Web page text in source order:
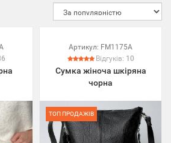
Артикул: FM1175A
Відгуків: 10
Сумка жіноча шкіряна
чорна
ТОП ПРОДАЖІВ